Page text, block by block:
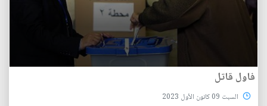
فاول قاتل
السبت 09 كانون الأول 2023